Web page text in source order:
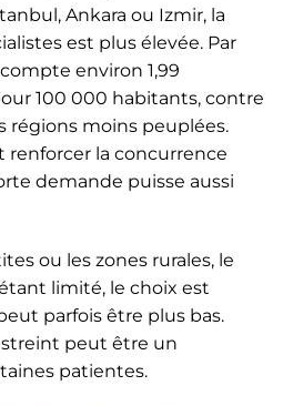
Ankara ou Izmir, la
est plus élevée. Par
environ 1,99
100 000 habitants, contre
régions moins peuplées.
la concurrence
demande puisse aussi
ou les zones rurales, le
limité, le choix est
parfois être plus bas.
peut être un
patientes.